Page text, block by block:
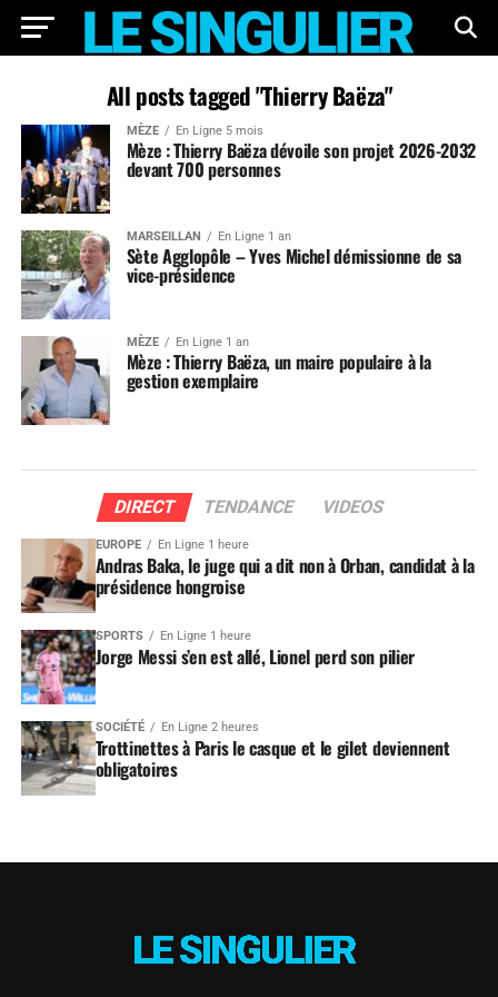
All posts tagged "Thierry Baëza"
MÈZE En Ligne 5 mois
Mèze : Thierry Baëza dévoile son projet 2026-2032
devant 700 personnes
MARSEILLAN En Ligne 1 an
Sète Agglopôle – Yves Michel démissionne de sa
vice-présidence
MÈZE En Ligne 1 an
Mèze : Thierry Baëza, un maire populaire à la
gestion exemplaire
DIRECT TENDANCE VIDEOS
EUROPE En Ligne 1 heure
Andras Baka, le juge qui a dit non à Orban, candidat à la
présidence hongroise
SPORTS En Ligne 1 heure
Jorge Messi s’en est allé, Lionel perd son pilier
SOCIÉTÉ En Ligne 2 heures
Trottinettes à Paris le casque et le gilet deviennent
obligatoires